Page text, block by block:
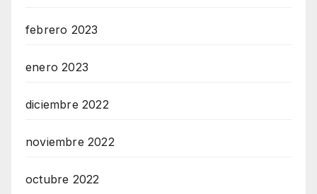
febrero 2023
enero 2023
diciembre 2022
noviembre 2022
octubre 2022